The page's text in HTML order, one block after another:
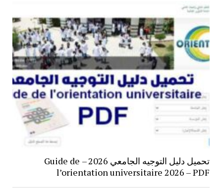
تحميل دليل التوجيه الجامعي 2026 – Guide de
l’orientation universitaire 2026 – PDF